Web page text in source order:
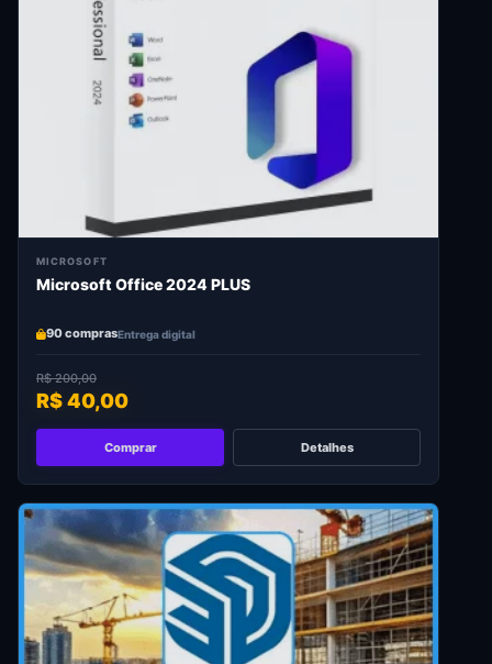
MICROSOFT
Microsoft Office 2024 PLUS
90 comprasEntrega digital
R$ 200,00
R$ 40,00
Comprar Detalhes